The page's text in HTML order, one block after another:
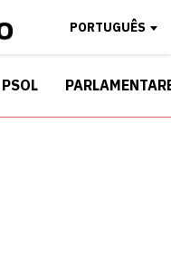
PORTUGUÊS
PSOL